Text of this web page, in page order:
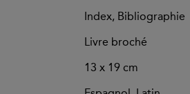
Index, Bibliographie
Livre broché
13 x 19 cm